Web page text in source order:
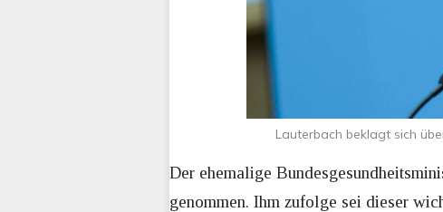
Lauterbach beklagt sich
Der ehemalige
genommen. Ihm zufolge sei dieser